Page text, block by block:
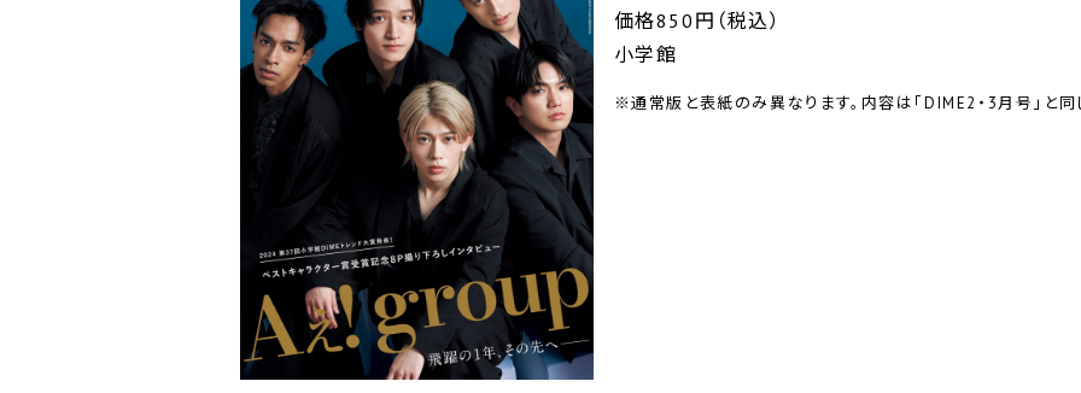
価格850円（税込）
小学館
※通常版と表紙のみ異なります。内容は「DIME2・3月号」と同